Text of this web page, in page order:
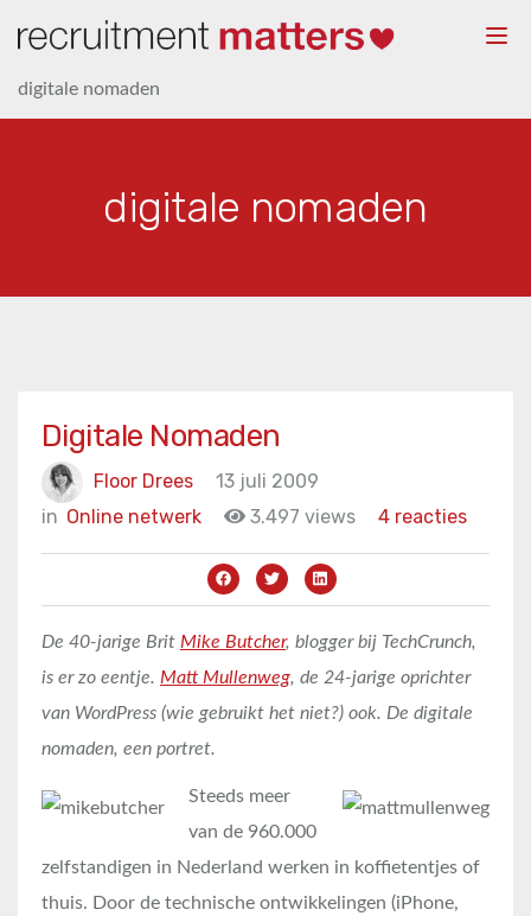
digitale nomaden
digitale nomaden
Digitale Nomaden
Floor Drees
13 juli 2009
in Online netwerk 3.497 views 4 reacties
De 40-jarige Brit Mike Butcher, blogger bij TechCrunch,
is er zo eentje. Matt Mullenweg, de 24-jarige oprichter
van WordPress (wie gebruikt het niet?) ook. De digitale
nomaden, een portret.
Steeds meer
van de 960.000
zelfstandigen in Nederland werken in koffietentjes of
thuis. Door de technische ontwikkelingen (iPhone,